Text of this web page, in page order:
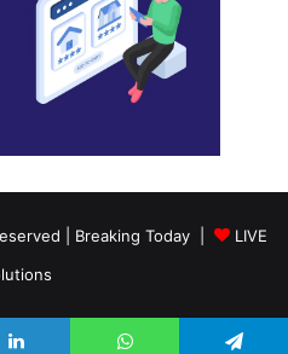
| Breaking Today |
LIVE